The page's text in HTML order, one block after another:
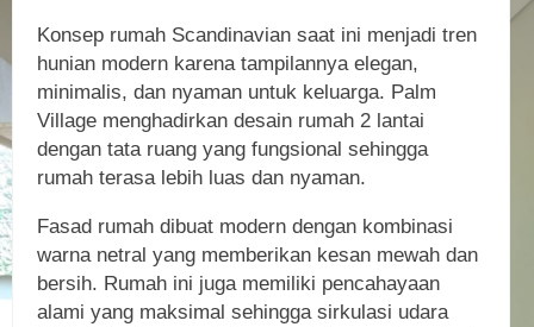
Konsep rumah Scandinavian saat ini menjadi tren
hunian modern karena tampilannya elegan,
minimalis, dan nyaman untuk keluarga. Palm
Village menghadirkan desain rumah 2 lantai
dengan tata ruang yang fungsional sehingga
rumah terasa lebih luas dan nyaman.
Fasad rumah dibuat modern dengan kombinasi
warna netral yang memberikan kesan mewah dan
bersih. Rumah ini juga memiliki pencahayaan
alami yang maksimal sehingga sirkulasi udara